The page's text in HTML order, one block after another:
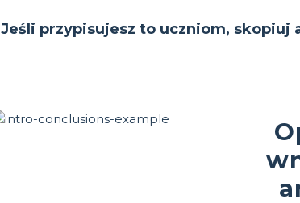
Jeśli przypisujesz to uczniom, skopiuj